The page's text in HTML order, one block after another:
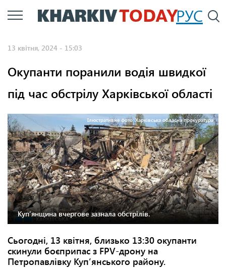
Перейти
до
РУС
13 квітня, 2024 - 15:03
Окупанти поранили водія швидкої
під час обстрілу Харківської області
Ілюстративне фото: Харківська обласна прокуратура
Куп’янщина вчергове зазнала обстрілів.
Сьогодні, 13 квітня, близько 13:30 окупанти
скинули боєприпас з FPV-дрону на
Петропавлівку Купʼянського району.